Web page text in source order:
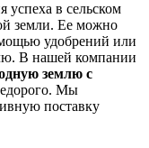
в сельском
земли. Ее можно
удобрений или
В нашей компании
землю с
Мы
поставку